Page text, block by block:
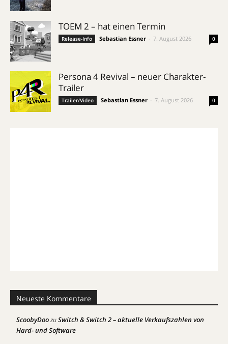
TOEM 2 – hat einen Termin
Release-Info Sebastian Essner 7. August 2026 0
Persona 4 Revival – neuer Charakter-
Trailer
Trailer/Video Sebastian Essner 7. August 2026 0
Neueste Kommentare
ScoobyDoozuSwitch & Switch 2 – aktuelle Verkaufszahlen von
Hard- und Software